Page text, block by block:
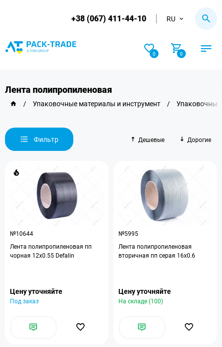
+38 (067) 411-44-10 RU
0 0
Лента полипропиленовая
/ Упаковочные материалы и инструмент / Упаковочные
Фильтр Дешевые Дорогие
№10644
Лента полипропиленовая пп
чорная 12х0.55 Defalin
Цену уточняйте
Под заказ
№5995
Лента полипропиленовая
вторичная пп серая 16х0.6
Цену уточняйте
На складе (100)